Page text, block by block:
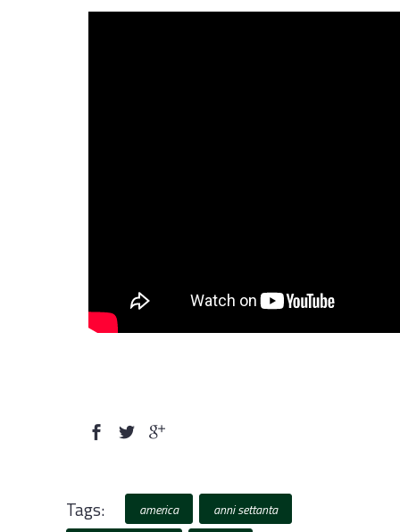
Tags: america anni settanta